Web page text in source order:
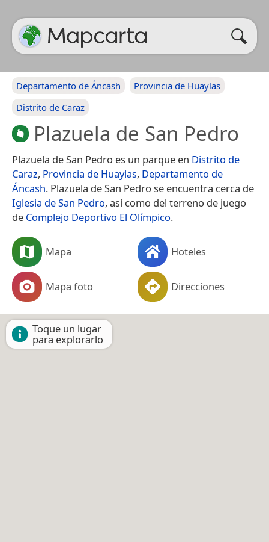
Departamento de Áncash
Provincia de Huaylas
Distrito de Caraz
Plazuela de San Pedro
Plazuela de San Pedro es un parque en Distrito de
Caraz, Provincia de Huaylas, Departamento de
Áncash. Plazuela de San Pedro se encuentra cerca de
Iglesia de San Pedro, así como del terreno de juego
de Complejo Deportivo El Olímpico.
Mapa Hoteles
Mapa foto Direcciones
Toque un lugar
para explorarlo